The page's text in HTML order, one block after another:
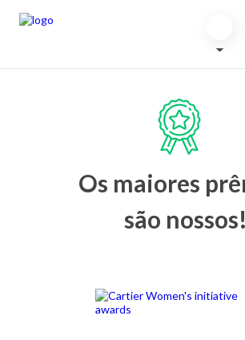
Os maiores
são nossos!